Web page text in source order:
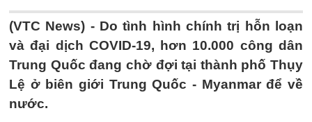
(VTC News) - Do tình hình chính trị hỗn loạn
và đại dịch COVID-19, hơn 10.000 công dân
Trung Quốc đang chờ đợi tại thành phố Thụy
Lệ ở biên giới Trung Quốc - Myanmar để về
nước.